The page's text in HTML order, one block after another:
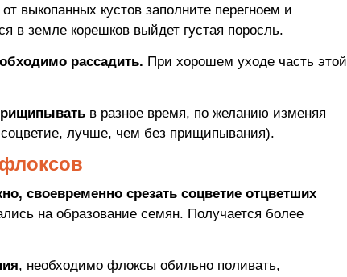
выкопанных кустов заполните перегноем и
в земле корешков выйдет густая поросль.
рассадить. При хорошем уходе часть этой
в разное время, по желанию изменяя
лучше, чем без прищипывания).
своевременно срезать соцветие отцветших
на образование семян. Получается более
, необходимо флоксы обильно поливать,